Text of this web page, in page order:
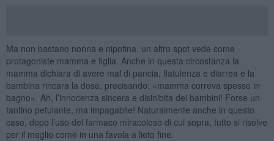
Ma non bastano nonna e nipotina, un altro spot vede come
protagoniste mamma e figlia. Anche in questa circostanza la
mamma dichiara di avere mal di pancia, flatulenza e diarrea e la
bambina rincara la dose, precisando: «mamma correva spesso in
bagno». Ah, l’innocenza sincera e disinibita dei bambini! Forse un
tantino petulante, ma impagabile! Naturalmente anche in questo
caso, dopo l’uso del farmaco miracoloso di cui sopra, tutto si risolve
per il meglio come in una favola a lieto fine.